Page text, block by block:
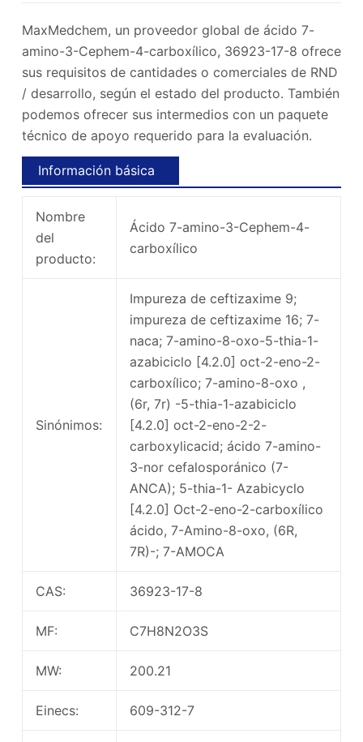
MaxMedchem, un proveedor global de ácido 7-
amino-3-Cephem-4-carboxílico, 36923-17-8 ofrece
sus requisitos de cantidades o comerciales de RND
/ desarrollo, según el estado del producto. También
podemos ofrecer sus intermedios con un paquete
técnico de apoyo requerido para la evaluación.
Información básica
Nombre
del
producto:
Ácido 7-amino-3-Cephem-4-
carboxílico
Sinónimos:
Impureza de ceftizaxime 9;
impureza de ceftizaxime 16; 7-
naca; 7-amino-8-oxo-5-thia-1-
azabiciclo [4.2.0] oct-2-eno-2-
carboxílico; 7-amino-8-oxo ,
(6r, 7r) -5-thia-1-azabiciclo
[4.2.0] oct-2-eno-2-2-
carboxylicacid; ácido 7-amino-
3-nor cefalosporánico (7-
ANCA); 5-thia-1- Azabicyclo
[4.2.0] Oct-2-eno-2-carboxílico
ácido, 7-Amino-8-oxo, (6R,
7R)-; 7-AMOCA
CAS: 36923-17-8
MF: C7H8N2O3S
MW: 200.21
Einecs: 609-312-7